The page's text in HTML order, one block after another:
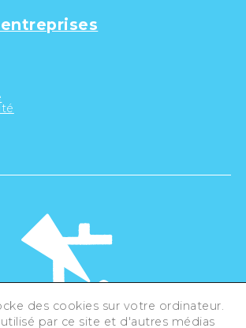
des cookies sur votre ordinateur.
par ce site et d'autres médias